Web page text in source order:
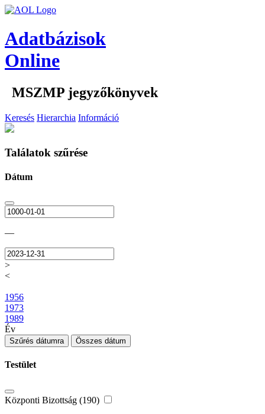
Adatbázisok
Online
MSZMP jegyzőkönyvek
Keresés Hierarchia Információ
Találatok szűrése
Dátum
—
>
<
1956
1973
1989
Év
Szűrés dátumra Összes dátum
Testület
Központi Bizottság (190)